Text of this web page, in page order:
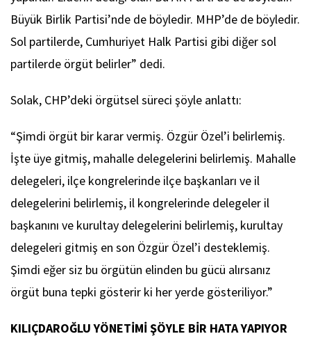
Büyük Birlik Partisi’nde de böyledir. MHP’de de böyledir.
Sol partilerde, Cumhuriyet Halk Partisi gibi diğer sol
partilerde örgüt belirler” dedi.
Solak, CHP’deki örgütsel süreci şöyle anlattı:
“Şimdi örgüt bir karar vermiş. Özgür Özel’i belirlemiş.
İşte üye gitmiş, mahalle delegelerini belirlemiş. Mahalle
delegeleri, ilçe kongrelerinde ilçe başkanları ve il
delegelerini belirlemiş, il kongrelerinde delegeler il
başkanını ve kurultay delegelerini belirlemiş, kurultay
delegeleri gitmiş en son Özgür Özel’i desteklemiş.
Şimdi eğer siz bu örgütün elinden bu gücü alırsanız
örgüt buna tepki gösterir ki her yerde gösteriliyor.”
KILIÇDAROĞLU YÖNETİMİ ŞÖYLE BİR HATA YAPIYOR